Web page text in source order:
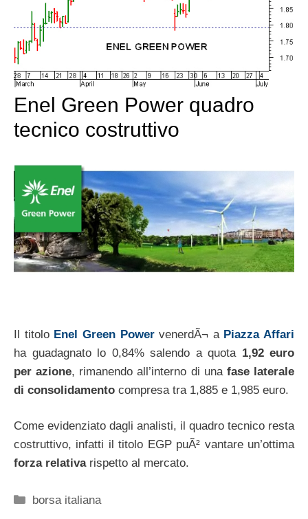
Enel Green Power quadro
tecnico costruttivo
Il titolo Enel Green PowervenerdÃ¬ a Piazza Affari
ha guadagnato lo 0,84% salendo a quota 1,92 euro
per azione, rimanendo all’interno di una fase laterale
di consolidamento compresa tra 1,885 e 1,985 euro.
Come evidenziato dagli analisti, il quadro tecnico resta
costruttivo, infatti il titolo EGP puÃ² vantare un’ottima
forza relativarispetto al mercato.
Categorie
borsa italiana